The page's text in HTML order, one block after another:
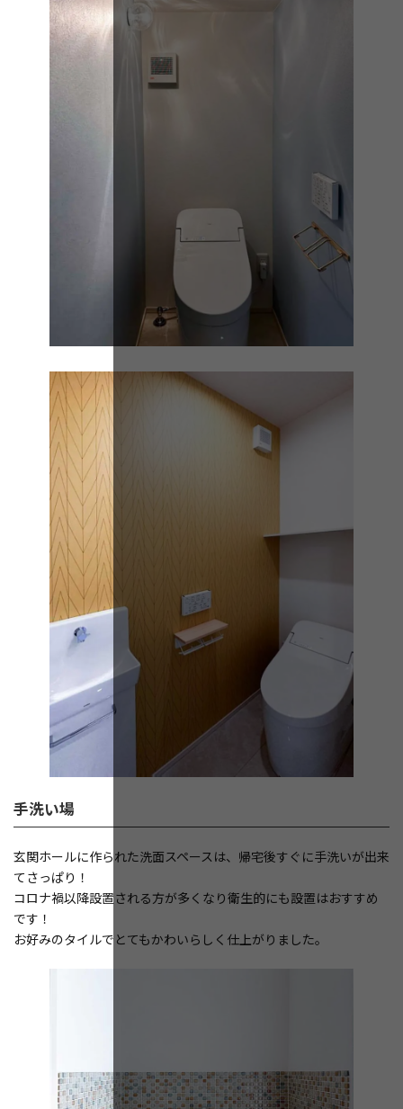
手洗い場
玄関ホールに作られた洗面スペースは、帰宅後すぐに手洗いが出来
てさっぱり！
コロナ禍以降設置される方が多くなり衛生的にも設置はおすすめ
です！
お好みのタイルでとてもかわいらしく仕上がりました。